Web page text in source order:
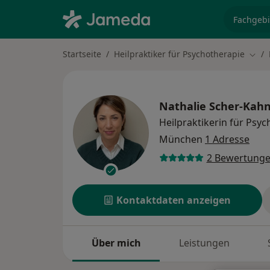
Startseite Heilpraktiker für Psychotherapie
Nathalie Scher-Kahn
Heilpraktikerin für
München 1 Adresse
2
Kontaktdaten anzeigen
Über mich Leistungen